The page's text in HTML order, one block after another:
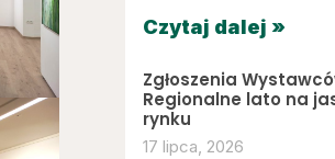
Czytaj dalej »
Zgłoszenia
Regionalne lato na
rynku
17 lipca, 2026